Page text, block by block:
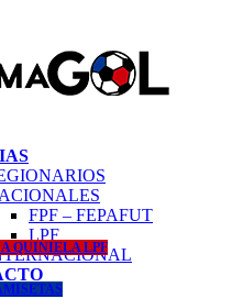
FPF – FEPAFUT
LPF
QUINIELA LPF